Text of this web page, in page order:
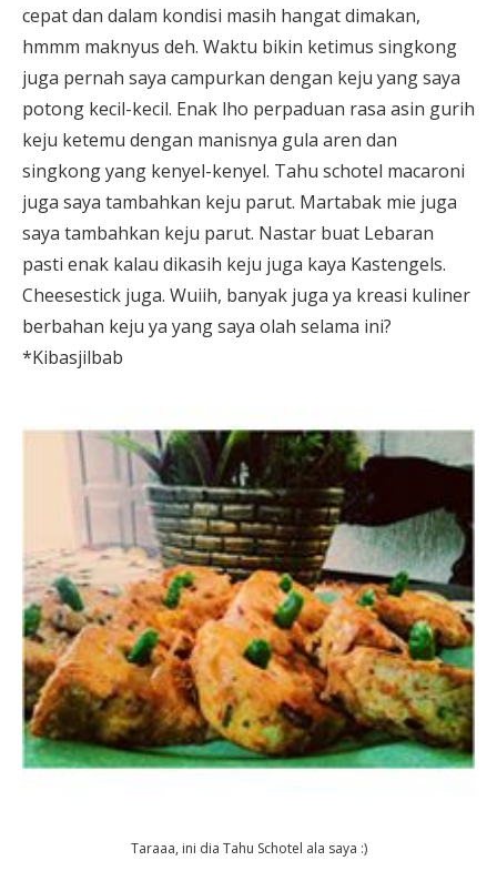
cepat dan dalam kondisi masih hangat dimakan,
hmmm maknyus deh. Waktu bikin ketimus singkong
juga pernah saya campurkan dengan keju yang saya
potong kecil-kecil. Enak lho perpaduan rasa asin gurih
keju ketemu dengan manisnya gula aren dan
singkong yang kenyel-kenyel. Tahu schotel macaroni
juga saya tambahkan keju parut. Martabak mie juga
saya tambahkan keju parut. Nastar buat Lebaran
pasti enak kalau dikasih keju juga kaya Kastengels.
Cheesestick juga. Wuiih, banyak juga ya kreasi kuliner
berbahan keju ya yang saya olah selama ini?
*Kibasjilbab
Taraaa, ini dia Tahu Schotel ala saya :)